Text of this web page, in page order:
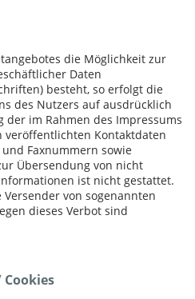
die Möglichkeit zur
Daten
besteht, so erfolgt die
des Nutzers auf ausdrücklich
im Rahmen des Impressums
veröffentlichten Kontaktdaten
Faxnummern sowie
Übersendung von nicht
ist nicht gestattet.
von sogenannten
dieses Verbot sind